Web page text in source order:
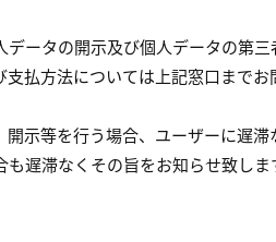
ータの開示及び個人データの第
払方法については上記窓口までお
示等を行う場合、ユーザーに遅
遅滞なくその旨をお知らせ致しま